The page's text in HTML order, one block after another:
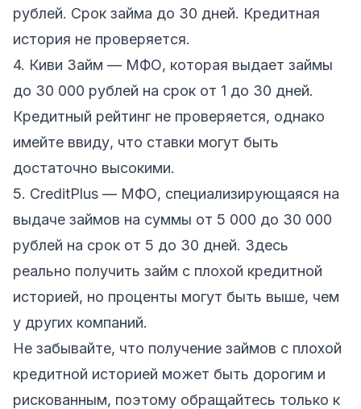
рублей. Срок займа до 30 дней. Кредитная
история не проверяется.
4. Киви Займ — МФО, которая выдает займы
до 30 000 рублей на срок от 1 до 30 дней.
Кредитный рейтинг не проверяется, однако
имейте ввиду, что ставки могут быть
достаточно высокими.
5. CreditPlus — МФО, специализирующаяся на
выдаче займов на суммы от 5 000 до 30 000
рублей на срок от 5 до 30 дней. Здесь
реально получить займ с плохой кредитной
историей, но проценты могут быть выше, чем
у других компаний.
Не забывайте, что получение займов с плохой
кредитной историей может быть дорогим и
рискованным, поэтому обращайтесь только к